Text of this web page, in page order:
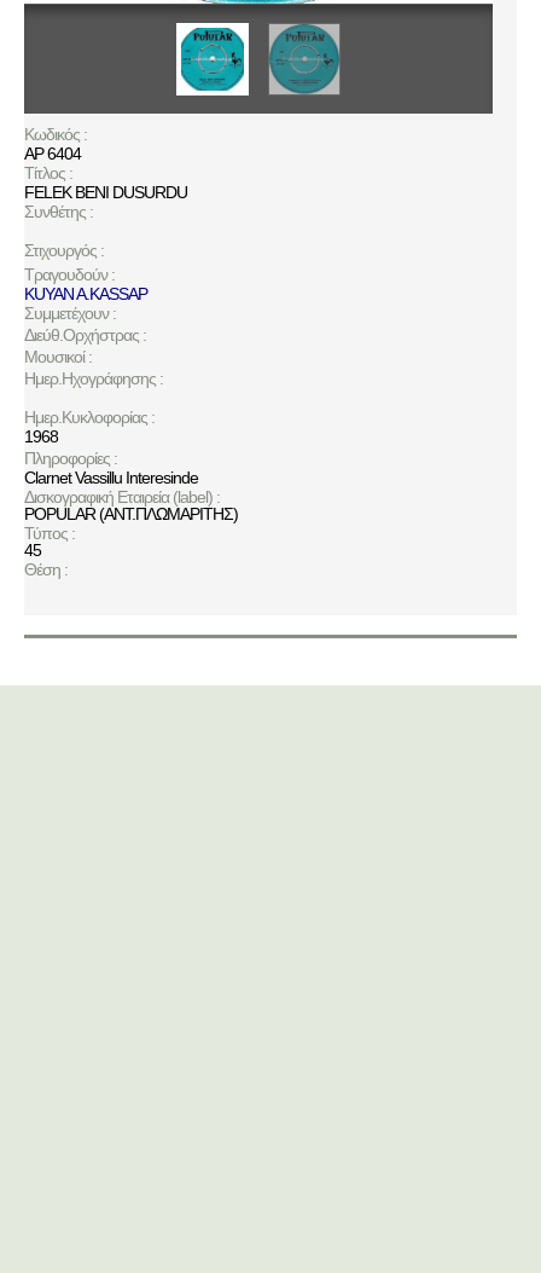
Κωδικός :
ΑΡ 6404
Τίτλος :
FELEK BENI DUSURDU
Συνθέτης :
Στιχουργός :
Τραγουδούν :
KUYAN A.KASSAP
Συμμετέχουν :
Διεύθ.Ορχήστρας :
Μουσικοί :
Ημερ.Ηχογράφησης :
Ημερ.Κυκλοφορίας :
1968
Πληροφορίες :
Clarnet Vassillu Interesinde
Δισκογραφική Εταιρεία (label) :
POPULAR (ΑΝΤ.ΠΛΩΜΑΡΙΤΗΣ)
Τύπος :
45
Θέση :